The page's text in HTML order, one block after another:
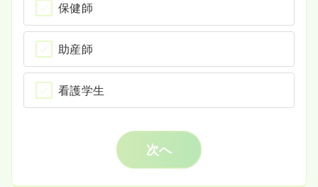
保健師
助産師
看護学生
次へ